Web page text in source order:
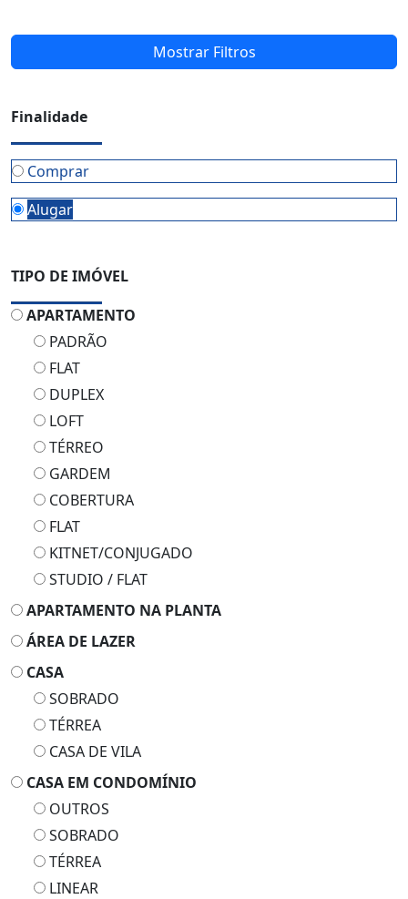
Mostrar Filtros
Finalidade
Comprar
Alugar
TIPO DE IMÓVEL
APARTAMENTO
PADRÃO
FLAT
DUPLEX
LOFT
TÉRREO
GARDEM
COBERTURA
FLAT
KITNET/CONJUGADO
STUDIO / FLAT
APARTAMENTO NA PLANTA
ÁREA DE LAZER
CASA
SOBRADO
TÉRREA
CASA DE VILA
CASA EM CONDOMÍNIO
OUTROS
SOBRADO
TÉRREA
LINEAR